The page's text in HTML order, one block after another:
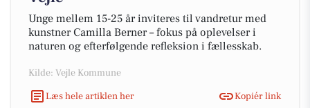
Unge mellem 15-25 år inviteres til vandretur med
kunstner Camilla Berner – fokus på oplevelser i
naturen og efterfølgende refleksion i fællesskab.
Kilde: Vejle Kommune
Læs hele artiklen her
Kopiér link